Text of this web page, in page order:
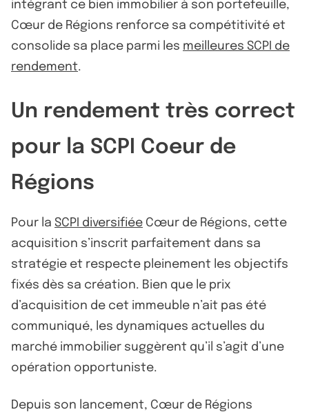
intégrant ce bien immobilier à son portefeuille,
Cœur de Régions renforce sa compétitivité et
consolide sa place parmi les meilleures SCPI de
rendement.
Un rendement très correct
pour la SCPI Coeur de
Régions
Pour la SCPI diversifiée Cœur de Régions, cette
acquisition s’inscrit parfaitement dans sa
stratégie et respecte pleinement les objectifs
fixés dès sa création. Bien que le prix
d’acquisition de cet immeuble n’ait pas été
communiqué, les dynamiques actuelles du
marché immobilier suggèrent qu’il s’agit d’une
opération opportuniste.
Depuis son lancement, Cœur de Régions